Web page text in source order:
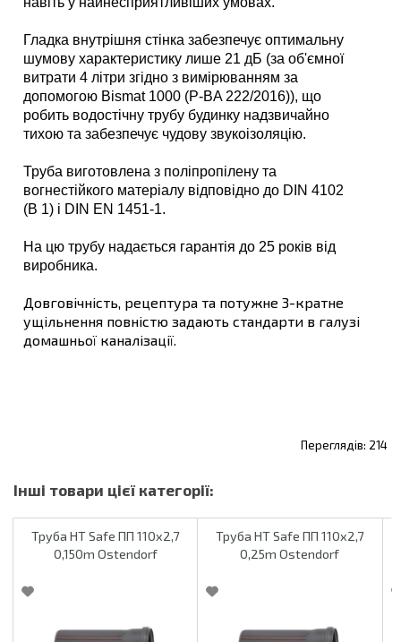
Гладка внутрішня стінка забезпечує оптимальну
шумову характеристику лише 21 дБ (за об'ємної
витрати 4 літри згідно з вимірюванням за
допомогою Bismat 1000 (P-BA 222/2016)), що
робить водостічну трубу будинку надзвичайно
тихою та забезпечує чудову звукоізоляцію.
Труба виготовлена з поліпропілену та
вогнестійкого матеріалу відповідно до DIN 4102
(B 1) і DIN EN 1451-1.
На цю трубу надається гарантія до 25 років від
виробника.
Довговічність, рецептура та потужне 3-кратне
ущільнення повністю задають стандарти в галузі
домашньої каналізації.
214
Труба HT Safe ПП 110х2,7
0,150m Ostendorf
Труба HT Safe ПП 110х2,7
0,25m Ostendorf